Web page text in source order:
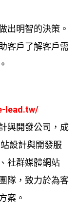
出明智的決策。
客戶了解客戶需
lead.tw/
與開發公司，成
設計與開發服
社群媒體網站
隊，致力於為客
案。